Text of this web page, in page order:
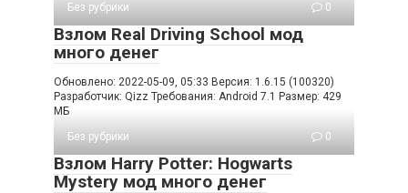
Без рубрики
0
Взлом Real Driving School мод
много денег
Обновлено: 2022-05-09, 05:33 Версия: 1.6.15 (100320)
Разработчик: Qizz Требования: Android 7.1 Размер: 429
МБ
Без рубрики
0
Взлом Harry Potter: Hogwarts
Mystery мод много денег